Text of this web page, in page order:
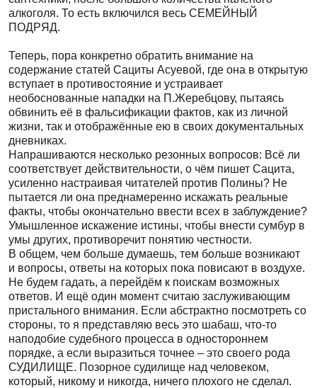
алкоголя. То есть включился весь СЕМЕЙНЫЙ
ПОДРЯД.
Теперь, пора конкретно обратить внимание на
содержание статей Сациты Асуевой, где она в открытую
вступает в противостояние и устраивает
необоснованные нападки на П.Жеребцову, пытаясь
обвинить её в фальсификации фактов, как из личной
жизни, так и отображённые ею в своих документальных
дневниках.
Напрашиваются несколько резонных вопросов: Всё ли
соответствует действительности, о чём пишет Сацита,
усиленно настраивая читателей против Полины? Не
пытается ли она преднамеренно искажать реальные
факты, чтобы окончательно ввести всех в заблуждение?
Умышленное искажение истины, чтобы внести сумбур в
умы других, противоречит понятию честности.
В общем, чем больше думаешь, тем больше возникают
и вопросы, ответы на которых пока повисают в воздухе.
Не будем гадать, а перейдём к поискам возможных
ответов. И ещё один момент считаю заслуживающим
пристального внимания. Если абстрактно посмотреть со
стороны, то я представляю весь это шабаш, что-то
наподобие судебного процесса в одностороннем
порядке, а если выразиться точнее – это своего рода
СУДИЛИЩЕ. Позорное судилище над человеком,
который, никому и никогда, ничего плохого не сделал.